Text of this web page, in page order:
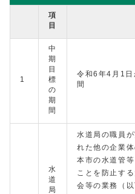
項
目
1
中
期
目
標
の
期
間
令和6年4月1
間
水
道
局
水道局の職員
れた他の企業
本市の水道管
ことを防止す
会等の業務（